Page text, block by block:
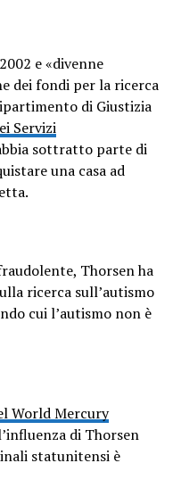
e «divenne
dei fondi per la ricerca
di Giustizia
Servizi
sottratto parte di
una casa ad
Thorsen ha
ricerca sull’autismo
cui l’autismo non è
World Mercury
di Thorsen
statunitensi è